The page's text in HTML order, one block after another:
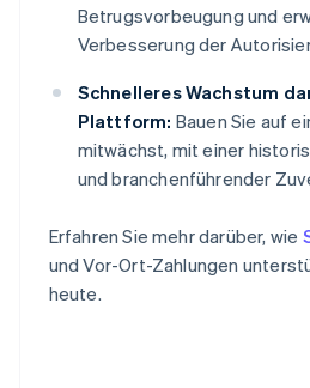
Betrugsvorbeugung und
Verbesserung der
Schnelleres Wachstum
Plattform: Bauen Sie auf
mitwächst, mit einer
und branchenführender
Erfahren Sie mehr darüber, wie
und Vor-Ort-Zahlungen
heute.